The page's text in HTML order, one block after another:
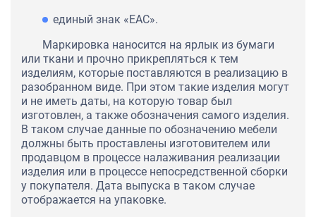
единый знак «ЕАС».
Маркировка наносится на ярлык из бумаги
или ткани и прочно прикрепляться к тем
изделиям, которые поставляются в реализацию в
разобранном виде. При этом такие изделия могут
и не иметь даты, на которую товар был
изготовлен, а также обозначения самого изделия.
В таком случае данные по обозначению мебели
должны быть проставлены изготовителем или
продавцом в процессе налаживания реализации
изделия или в процессе непосредственной сборки
у покупателя. Дата выпуска в таком случае
отображается на упаковке.